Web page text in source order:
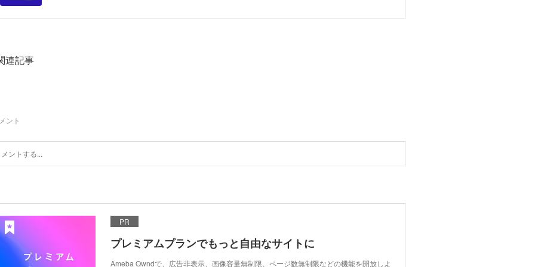
連記事
ント
PR
プレミアムプランでもっと自由なサイトに
Ameba Owndで、広告非表示、画像容量無制限、ページ数無制限などの機能を開放しよ